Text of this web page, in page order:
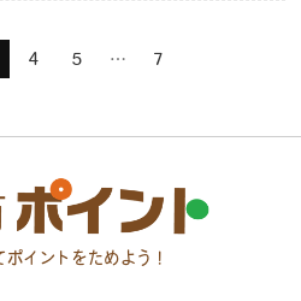
4 5 … 7
イントをためよう！